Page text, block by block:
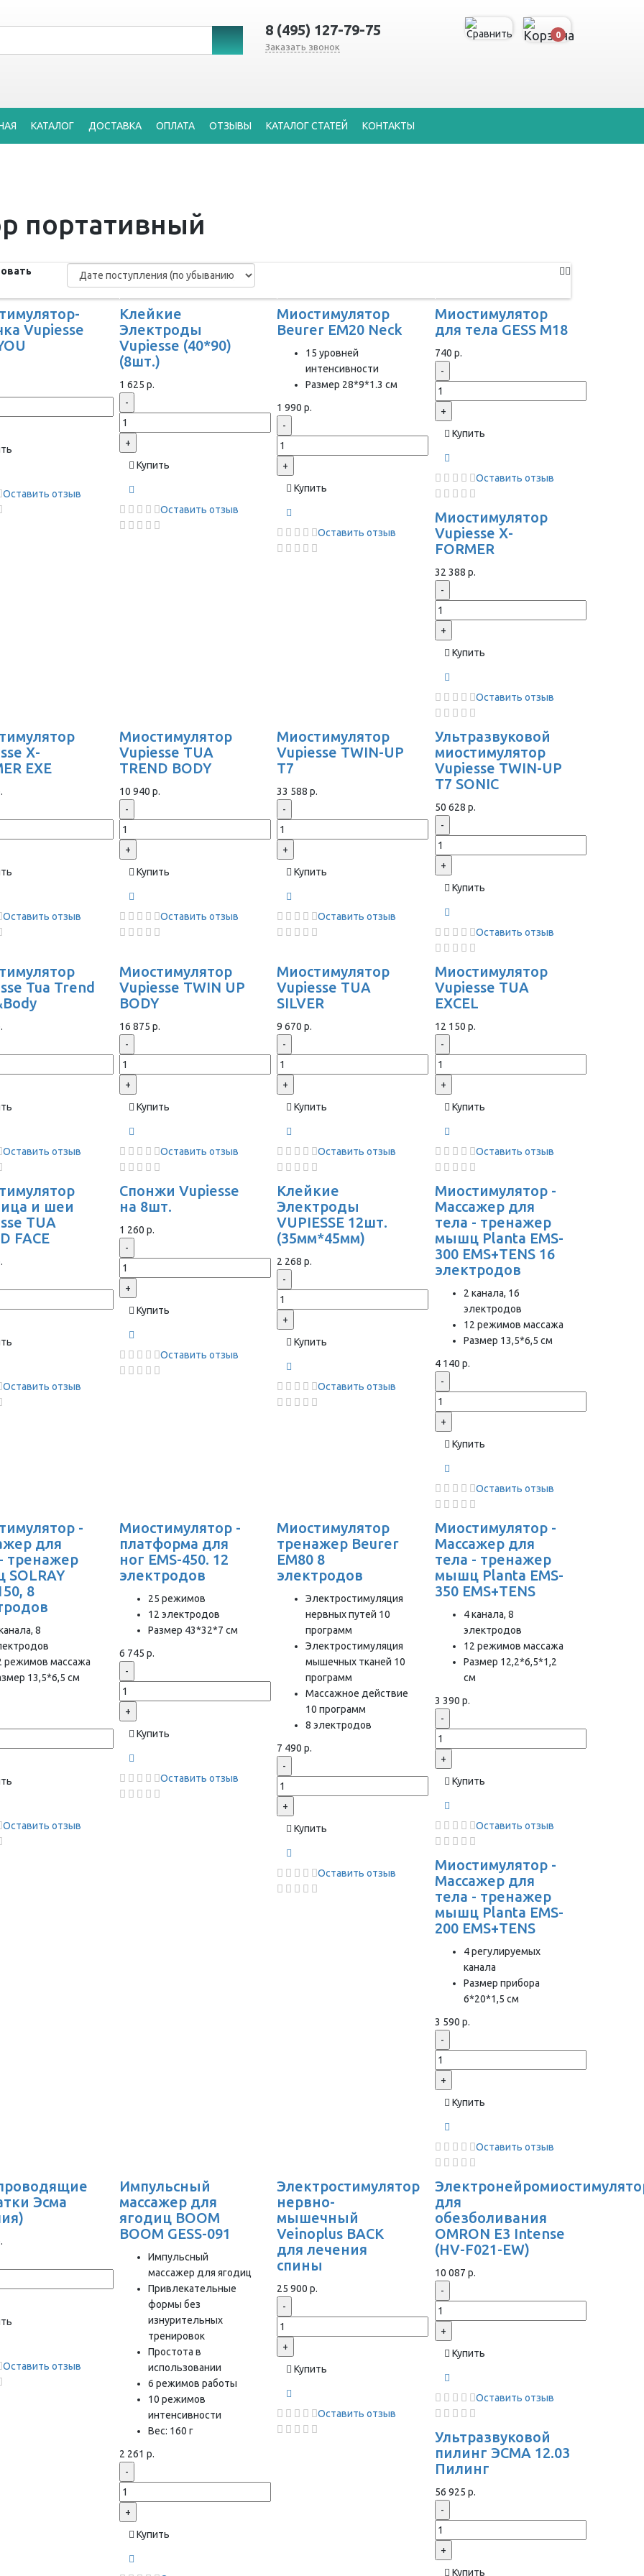
8 (495) 127-79-75
Заказать звонок
0
КАТАЛОГ ДОСТАВКА ОПЛАТА ОТЗЫВЫ КАТАЛОГ СТАТЕЙ КОНТАКТЫ
портативный
Vupiesse
Оставить отзыв
Клейкие
Электроды
Vupiesse (40*90)
(8шт.)
1 625 р.
-
+
Купить
Оставить отзыв
Миостимулятор
Beurer EM20 Neck
15 уровней
интенсивности
Размер 28*9*1.3 cм
1 990 р.
-
+
Купить
Оставить отзыв
Миостимулятор
для тела GESS M18
740 р.
-
+
Купить
Оставить отзыв
Миостимулятор
Vupiesse X-
FORMER
32 388 р.
-
+
Купить
Оставить отзыв
X-
EXE
Оставить отзыв
Миостимулятор
Vupiesse TUA
TREND BODY
10 940 р.
-
+
Купить
Оставить отзыв
Миостимулятор
Vupiesse TWIN-UP
T7
33 588 р.
-
+
Купить
Оставить отзыв
Ультразвуковой
миостимулятор
Vupiesse TWIN-UP
T7 SONIC
50 628 р.
-
+
Купить
Оставить отзыв
Tua Trend
Оставить отзыв
Миостимулятор
Vupiesse TWIN UP
BODY
16 875 р.
-
+
Купить
Оставить отзыв
Миостимулятор
Vupiesse TUA
SILVER
9 670 р.
-
+
Купить
Оставить отзыв
Миостимулятор
Vupiesse TUA
EXCEL
12 150 р.
-
+
Купить
Оставить отзыв
и шеи
TUA
FACE
Оставить отзыв
Спонжи Vupiesse
на 8шт.
1 260 р.
-
+
Купить
Оставить отзыв
Клейкие
Электроды
VUPIESSE 12шт.
(35мм*45мм)
2 268 р.
-
+
Купить
Оставить отзыв
Миостимулятор -
Массажер для
тела - тренажер
мышц Planta EMS-
300 EMS+TENS 16
электродов
2 канала, 16
электродов
12 режимов массажа
Размер 13,5*6,5 см
4 140 р.
-
+
Купить
Оставить отзыв
-
для
тренажер
8
8
режимов массажа
13,5*6,5 см
Оставить отзыв
Миостимулятор -
платформа для
ног EMS-450. 12
электродов
25 режимов
12 электродов
Размер 43*32*7 см
6 745 р.
-
+
Купить
Оставить отзыв
Миостимулятор
тренажер Beurer
EM80 8
электродов
Электростимуляция
нервных путей 10
программ
Электростимуляция
мышечных тканей 10
программ
Массажное действие
10 программ
8 электродов
7 490 р.
-
+
Купить
Оставить отзыв
Миостимулятор -
Массажер для
тела - тренажер
мышц Planta EMS-
350 EMS+TENS
4 канала, 8
электродов
12 режимов массажа
Размер 12,2*6,5*1,2
см
3 390 р.
-
+
Купить
Оставить отзыв
Миостимулятор -
Массажер для
тела - тренажер
мышц Planta EMS-
200 EMS+TENS
4 регулируемых
канала
Размер прибора
6*20*1,5 см
3 590 р.
-
+
Купить
Оставить отзыв
Эсма
Оставить отзыв
Импульсный
массажер для
ягодиц BOOM
BOOM GESS-091
Импульсный
массажер для ягодиц
Привлекательные
формы без
изнурительных
тренировок
Простота в
использовании
6 режимов работы
10 режимов
интенсивности
Вес: 160 г
2 261 р.
-
+
Купить
Электростимулятор
нервно-
мышечный
Veinoplus BACK
для лечения
спины
25 900 р.
-
+
Купить
Оставить отзыв
для
обезболивания
OMRON Е3 Intense
(HV-F021-EW)
10 087 р.
-
+
Купить
Оставить отзыв
Ультразвуковой
пилинг ЭСМА 12.03
Пилинг
56 925 р.
-
+
Купить